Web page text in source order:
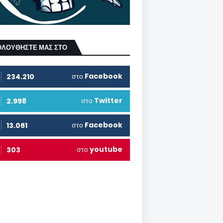
ΜΑΣ ΣΤΟ
234.210 στο Facebook
2.998 στο Twitter
13.061 στο Facebook
303 στοyoutube